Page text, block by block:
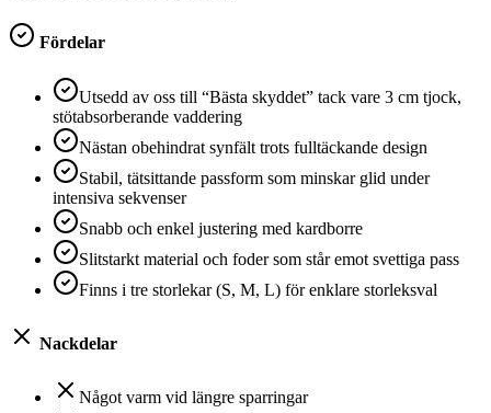
Fördelar
Utsedd av oss till “Bästa skyddet” tack vare 3 cm tjock,
stötabsorberande vaddering
Nästan obehindrat synfält trots fulltäckande design
Stabil, tätsittande passform som minskar glid under
intensiva sekvenser
Snabb och enkel justering med kardborre
Slitstarkt material och foder som står emot svettiga pass
Finns i tre storlekar (S, M, L) för enklare storleksval
Nackdelar
Något varm vid längre sparringar